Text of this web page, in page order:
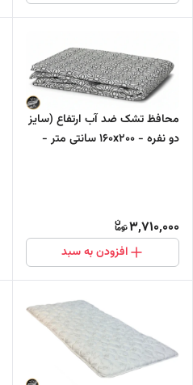
محافظ تشک ضد آب ارتفاع (سایز
دو نفره - ۱۶۰x۲۰۰ سانتی متر -
3,710,000
افزودن به سبد